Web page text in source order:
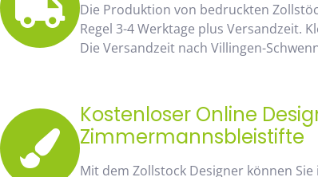
Die Produktion von bedruckten
Regel 3-4 Werktage plus Versandzeit.
Die Versandzeit nach Villingen-
Kostenloser Online
Zimmermannsbleistifte
Mit dem Zollstock Designer können